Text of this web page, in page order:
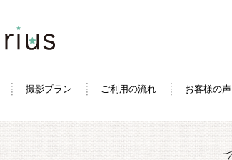
撮影プラン ご利用の流れ お客様の声